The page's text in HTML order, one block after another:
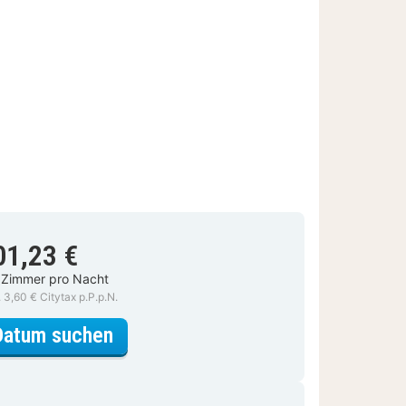
€
pro Nacht
3,60 € Citytax p.P.p.N.
suchen